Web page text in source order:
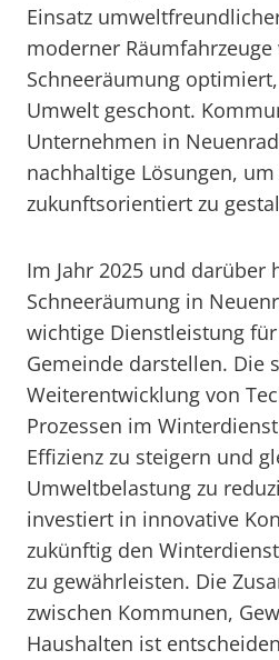
Einsatz
moderner
Schneeräumung
Umwelt geschont.
Unternehmen in
nachhaltige Lösungen,
zukunftsorientiert zu
Im Jahr 2025 und darüber
Schneeräumung in
wichtige Dienstleistung
Gemeinde darstellen. Die
Weiterentwicklung von
Prozessen im
Effizienz zu steigern und
Umweltbelastung zu
investiert in innovative
zukünftig den
zu gewährleisten. Die
zwischen Kommunen,
Haushalten ist